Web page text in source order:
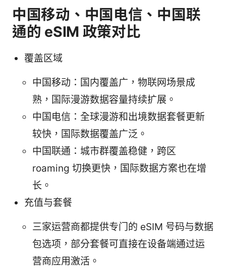
中国移动、中国电信、中国联
通的 eSIM 政策对比
覆盖区域
中国移动：国内覆盖广，物联网场景成
熟，国际漫游数据容量持续扩展。
中国电信：全球漫游和出境数据套餐更新
较快，国际数据覆盖广泛。
中国联通：城市群覆盖稳健，跨区
roaming 切换更快，国际数据方案也在增
长。
充值与套餐
三家运营商都提供专门的 eSIM 号码与数据
包选项，部分套餐可直接在设备端通过运
营商应用激活。